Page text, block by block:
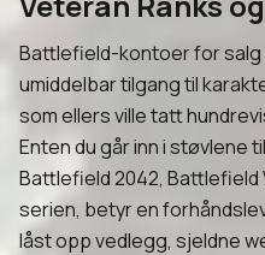
Battlefield-kontoer for salg
umiddelbar tilgang til
som ellers ville tatt
Enten du går inn i støvlene
Battlefield 2042, Battlefield
serien, betyr en
låst opp vedlegg, sjeldne